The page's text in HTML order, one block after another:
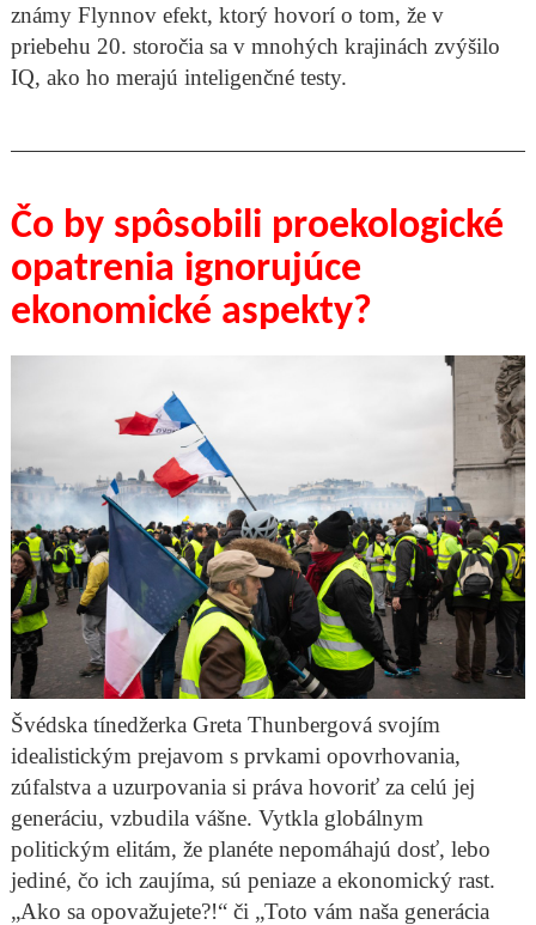
známy Flynnov efekt, ktorý hovorí o tom, že v
priebehu 20. storočia sa v mnohých krajinách zvýšilo
IQ, ako ho merajú inteligenčné testy.
Čo by spôsobili proekologické
opatrenia ignorujúce
ekonomické aspekty?
Švédska tínedžerka Greta Thunbergová svojím
idealistickým prejavom s prvkami opovrhovania,
zúfalstva a uzurpovania si práva hovoriť za celú jej
generáciu, vzbudila vášne. Vytkla globálnym
politickým elitám, že planéte nepomáhajú dosť, lebo
jediné, čo ich zaujíma, sú peniaze a ekonomický rast.
„Ako sa opovažujete?!“ či „Toto vám naša generácia